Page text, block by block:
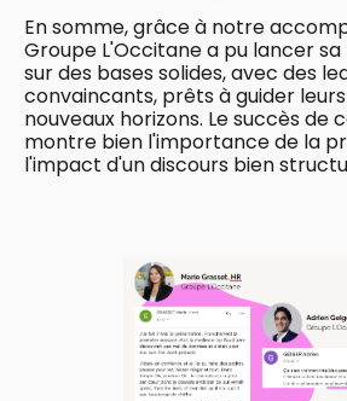
En somme, grâce à notre
Groupe L'Occitane a pu lancer
sur des bases solides, avec des
convaincants, prêts à guider
nouveaux horizons. Le succès de
montre bien l'importance de la
l'impact d'un discours bien